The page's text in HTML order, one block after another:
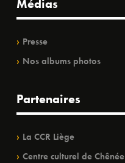
Médias
Presse
Nos albums photos
Partenaires
La CCR Liège
Centre culturel de Chênée